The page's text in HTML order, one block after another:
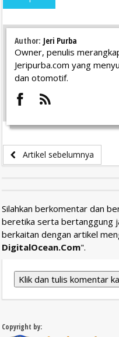
Author: Jeri Purba
Owner, penulis
Jeripurba.com yang
dan otomotif.
Artikel sebelumnya
Silahkan berkomentar dan
beretika serta bertanggung
berkaitan dengan artikel
DigitalOcean.Com".
Klik dan tulis komentar
Copyright by: